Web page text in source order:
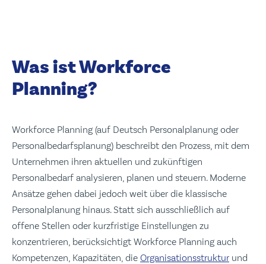
Was ist Workforce
Planning?
Workforce Planning (auf Deutsch Personalplanung oder
Personalbedarfsplanung) beschreibt den Prozess, mit dem
Unternehmen ihren aktuellen und zukünftigen
Personalbedarf analysieren, planen und steuern. Moderne
Ansätze gehen dabei jedoch weit über die klassische
Personalplanung hinaus. Statt sich ausschließlich auf
offene Stellen oder kurzfristige Einstellungen zu
konzentrieren, berücksichtigt Workforce Planning auch
Kompetenzen, Kapazitäten, die Organisationsstruktur und